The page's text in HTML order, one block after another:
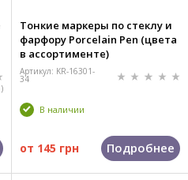
Тонкие маркеры по стеклу и
фарфору Porcelain Pen (цвета
в ассортименте)
Артикул: KR-16301-
34
В наличии
от 145 грн Подробнее